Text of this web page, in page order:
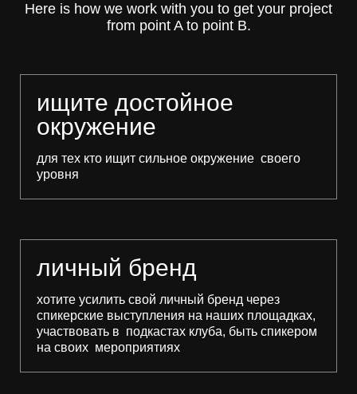
Here is how we work with you to get your project
from point A to point B.
ищите достойное
окружение
для тех кто ищит сильное окружение своего
уровня
личный бренд
хотите усилить свой личный бренд через
спикерские выступления на наших площадках,
участвовать в подкастах клуба, быть спикером
на своих мероприятиях